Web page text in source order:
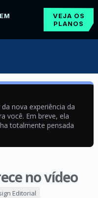
VEJA OS
PLANOS
nova experiência da
você. Em breve, ela
totalmente pensada
no vídeo
Editorial